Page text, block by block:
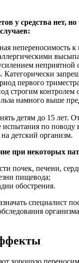
у средства нет, но
непереносимость к
неприятной
Категорически
первого
строгим контролем
намного выше
детям до 15 лет.
испытания по поводу
детский организм.
при некоторых
почек, печени,
пищевода;
обострения.
специалист
хорошую